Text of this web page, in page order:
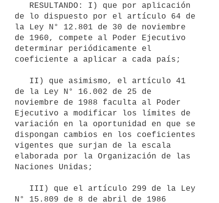
de lo dispuesto por el artículo 64 de
la Ley N° 12.801 de 30 de noviembre
de 1960, compete al Poder Ejecutivo
determinar periódicamente el
coeficiente a aplicar a cada país;
de la Ley N° 16.002 de 25 de
noviembre de 1988 faculta al Poder
Ejecutivo a modificar los límites de
variación en la oportunidad en que se
dispongan cambios en los coeficientes
vigentes que surjan de la escala
elaborada por la Organización de las
Naciones Unidas;
N° 15.809 de 8 de abril de 1986